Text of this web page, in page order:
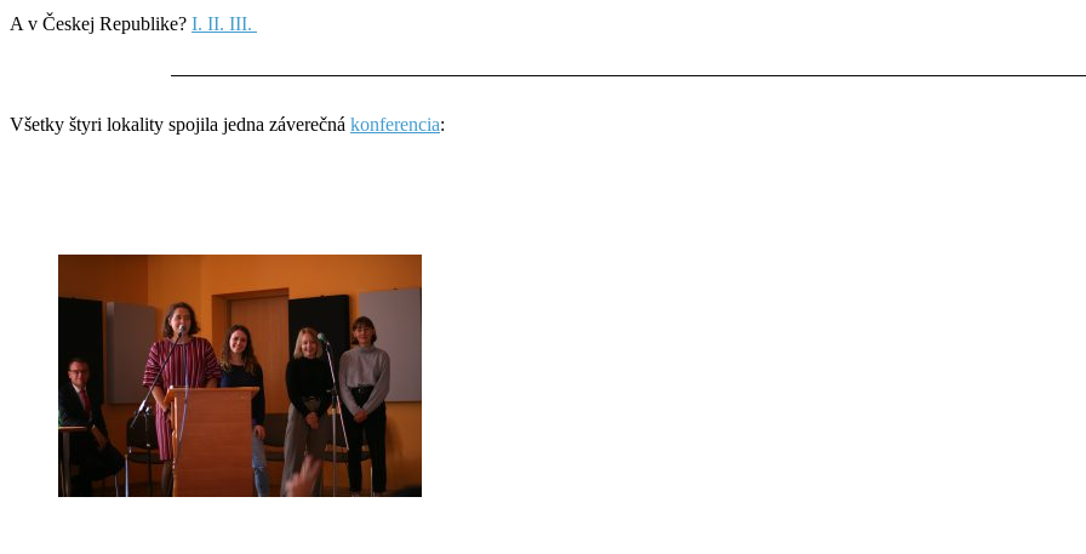
A v Českej Republike? I. II. III.
Všetky štyri lokality spojila jedna záverečná konferencia: